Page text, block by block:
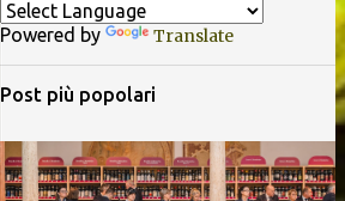
Powered by Translate
Post più popolari